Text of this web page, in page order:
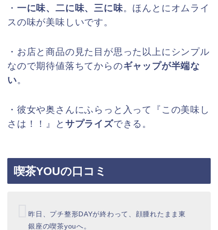
・ 一に味、二に味、三に味。ほんとにオムライ
スの味が美味しいです。
・お店と商品の見た目が思った以上にシンプル
なので期待値落ちてからのギャップが半端な
い。
・彼女や奥さんにふらっと入って『この美味し
さは！！』と サプライズできる。
喫茶YOUの口コミ
昨日、プチ整形DAYが終わって、顔腫れたまま東
銀座の喫茶youへ。